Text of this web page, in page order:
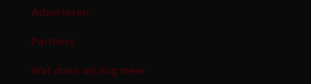
Adverteren
Partners
Wat doen wij nog meer